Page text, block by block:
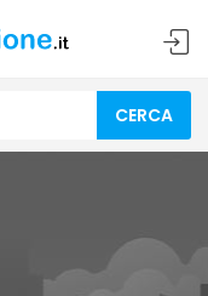
CERCA